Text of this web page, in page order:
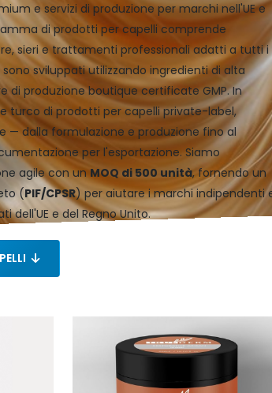
e servizi di produzione per marchi nell'UE e
di prodotti per capelli comprende
sieri e trattamenti professionali adatti a tutti i
sviluppati utilizzando ingredienti di alta
di produzione boutique certificate GMP. In
turco di prodotti per capelli private-label,
— dalla formulazione e produzione fino al
per l'esportazione. Siamo
agile con un MOQ di 500 unità, fornendo un
(PIF/CPSR) per aiutare i marchi indipendenti
dell'UE e del Regno Unito.